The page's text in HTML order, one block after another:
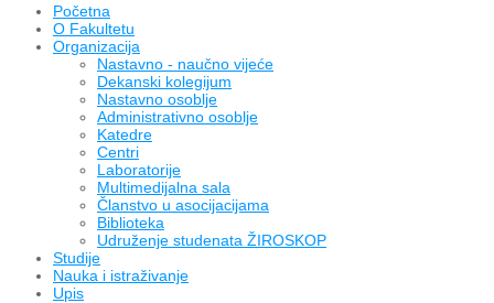
Početna
O Fakultetu
Organizacija
Nastavno - naučno vijeće
Dekanski kolegijum
Nastavno osoblje
Administrativno osoblje
Katedre
Centri
Laboratorije
Multimedijalna sala
Članstvo u asocijacijama
Biblioteka
Udruženje studenata ŽIROSKOP
Studije
Nauka i istraživanje
Upis